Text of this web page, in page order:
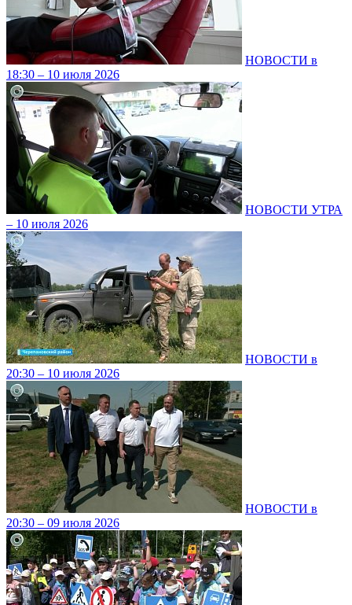
НОВОСТИ в
18:30 – 10 июля 2026
НОВОСТИ УТРА
– 10 июля 2026
НОВОСТИ в
20:30 – 10 июля 2026
НОВОСТИ в
20:30 – 09 июля 2026